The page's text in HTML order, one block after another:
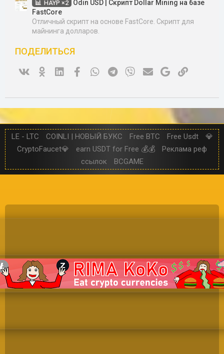
HAYP ×2
Odin USD | Скрипт Dollar Mining на базе
FastCore
Отличный скрипт на основе FastCore. Скрипт для
майнинга долларов.
ПОДЕЛИТЬСЯ
Ok Linked InFacebookWhatsAppTelegram
Viber Электронная почта
Google
LE - LTC COINLI | НОВЫЙ БУКС Free BTC Free Usdt
💎
CryptoFaucet💎
earn USDT for Free 💰💰
Реклама реф
ссылок
BCGAME